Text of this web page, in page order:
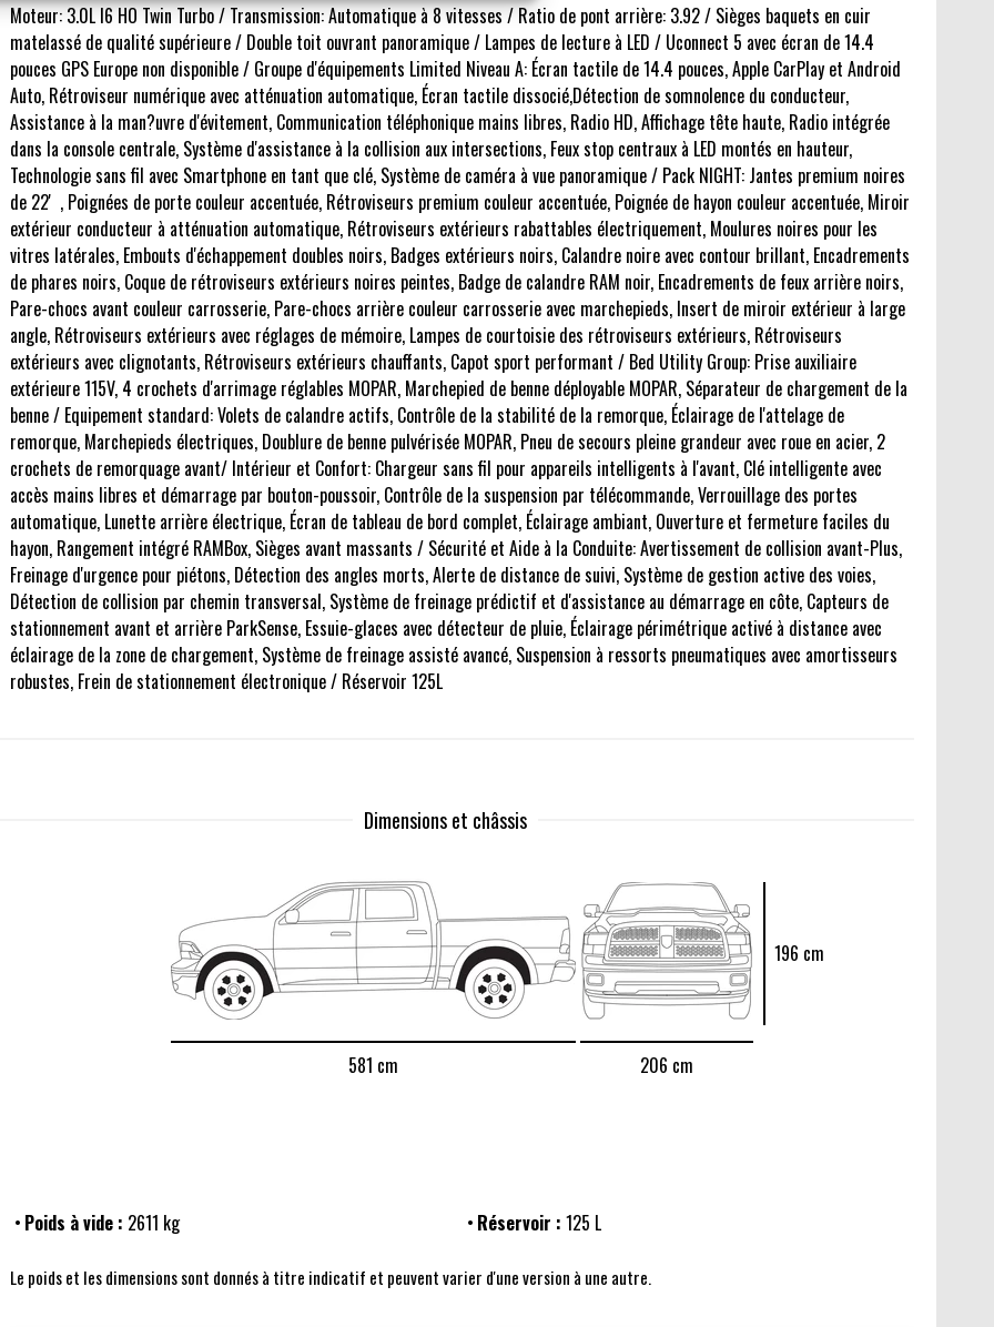
Moteur: 3.0L I6 HO Twin Turbo / Transmission: Automatique à 8 vitesses / Ratio de pont arrière: 3.92 / Sièges baquets en cuir
matelassé de qualité supérieure / Double toit ouvrant panoramique / Lampes de lecture à LED / Uconnect 5 avec écran de 14.4
pouces GPS Europe non disponible / Groupe d'équipements Limited Niveau A: Écran tactile de 14.4 pouces, Apple CarPlay et Android
Auto, Rétroviseur numérique avec atténuation automatique, Écran tactile dissocié,Détection de somnolence du conducteur,
Assistance à la man?uvre d'évitement, Communication téléphonique mains libres, Radio HD, Affichage tête haute, Radio intégrée
dans la console centrale, Système d'assistance à la collision aux intersections, Feux stop centraux à LED montés en hauteur,
Technologie sans fil avec Smartphone en tant que clé, Système de caméra à vue panoramique / Pack NIGHT: Jantes premium noires
de 22' , Poignées de porte couleur accentuée, Rétroviseurs premium couleur accentuée, Poignée de hayon couleur accentuée, Miroir
extérieur conducteur à atténuation automatique, Rétroviseurs extérieurs rabattables électriquement, Moulures noires pour les
vitres latérales, Embouts d'échappement doubles noirs, Badges extérieurs noirs, Calandre noire avec contour brillant, Encadrements
de phares noirs, Coque de rétroviseurs extérieurs noires peintes, Badge de calandre RAM noir, Encadrements de feux arrière noirs,
Pare-chocs avant couleur carrosserie, Pare-chocs arrière couleur carrosserie avec marchepieds, Insert de miroir extérieur à large
angle, Rétroviseurs extérieurs avec réglages de mémoire, Lampes de courtoisie des rétroviseurs extérieurs, Rétroviseurs
extérieurs avec clignotants, Rétroviseurs extérieurs chauffants, Capot sport performant / Bed Utility Group: Prise auxiliaire
extérieure 115V, 4 crochets d'arrimage réglables MOPAR, Marchepied de benne déployable MOPAR, Séparateur de chargement de la
benne / Equipement standard: Volets de calandre actifs, Contrôle de la stabilité de la remorque, Éclairage de l'attelage de
remorque, Marchepieds électriques, Doublure de benne pulvérisée MOPAR, Pneu de secours pleine grandeur avec roue en acier, 2
crochets de remorquage avant/ Intérieur et Confort: Chargeur sans fil pour appareils intelligents à l'avant, Clé intelligente avec
accès mains libres et démarrage par bouton-poussoir, Contrôle de la suspension par télécommande, Verrouillage des portes
automatique, Lunette arrière électrique, Écran de tableau de bord complet, Éclairage ambiant, Ouverture et fermeture faciles du
hayon, Rangement intégré RAMBox, Sièges avant massants / Sécurité et Aide à la Conduite: Avertissement de collision avant-Plus,
Freinage d'urgence pour piétons, Détection des angles morts, Alerte de distance de suivi, Système de gestion active des voies,
Détection de collision par chemin transversal, Système de freinage prédictif et d'assistance au démarrage en côte, Capteurs de
stationnement avant et arrière ParkSense, Essuie-glaces avec détecteur de pluie, Éclairage périmétrique activé à distance avec
éclairage de la zone de chargement, Système de freinage assisté avancé, Suspension à ressorts pneumatiques avec amortisseurs
robustes, Frein de stationnement électronique / Réservoir 125L
Dimensions et châssis
581 cm 206 cm
196 cm
Poids à vide : 2611 kg Réservoir : 125 L
Le poids et les dimensions sont donnés à titre indicatif et peuvent varier d'une version à une autre.